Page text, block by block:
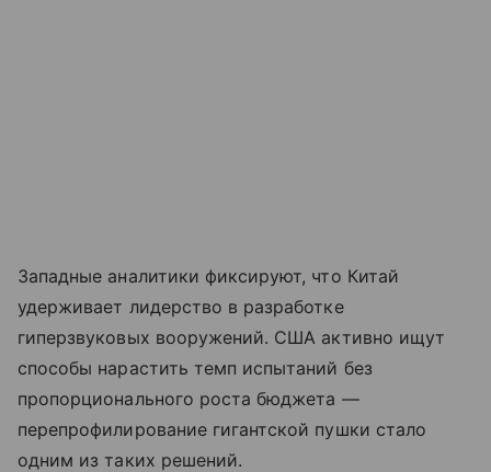
Западные аналитики фиксируют, что Китай
удерживает лидерство в разработке
гиперзвуковых вооружений. США активно ищут
способы нарастить темп испытаний без
пропорционального роста бюджета —
перепрофилирование гигантской пушки стало
одним из таких решений.